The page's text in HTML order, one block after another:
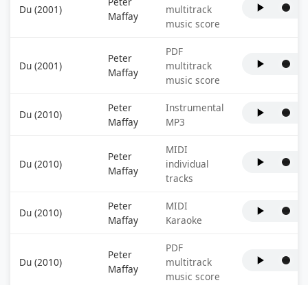
Du (2001)
Maffay
multitrack
music score
Du (2001)
Peter
Maffay
PDF
multitrack
music score
Du (2010)
Peter
Maffay
Instrumental
MP3
Du (2010)
Peter
Maffay
MIDI
individual
tracks
Du (2010)
Peter
Maffay
MIDI
Karaoke
Du (2010)
Peter
Maffay
PDF
multitrack
music score